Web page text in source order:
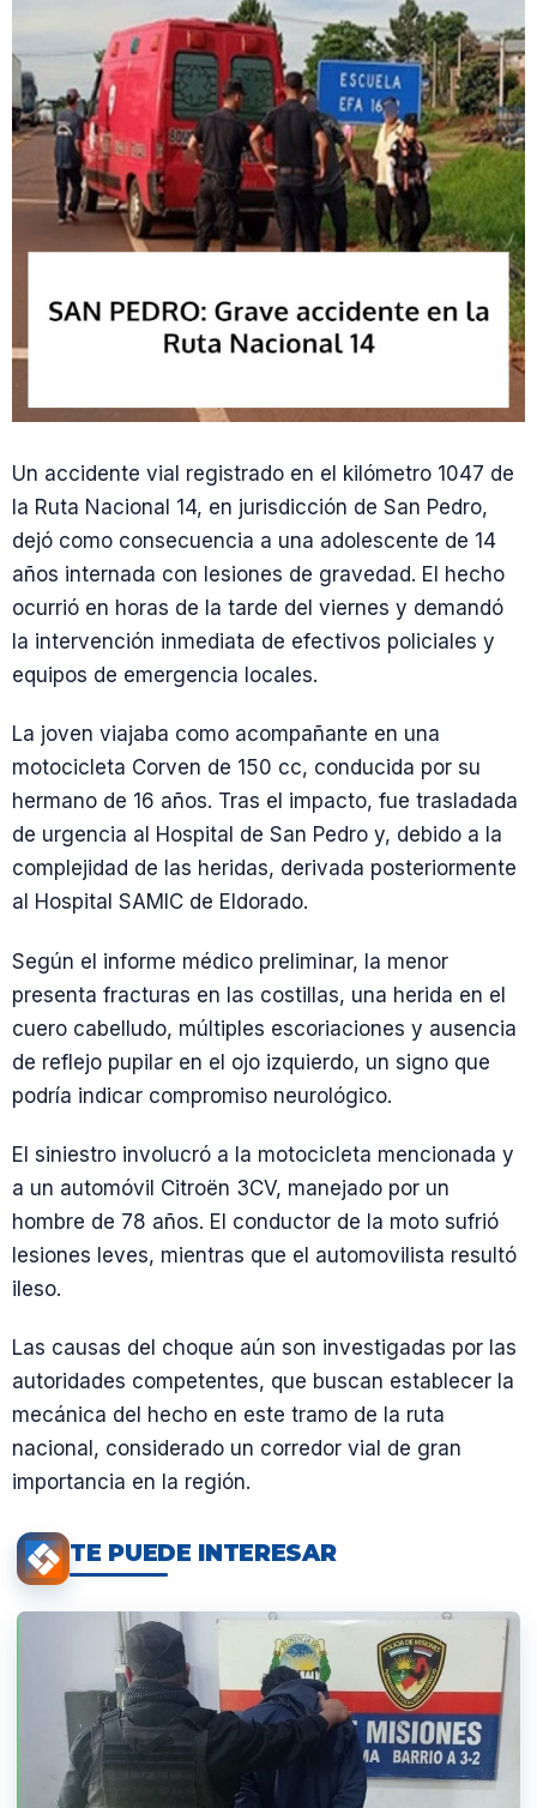
Un accidente vial registrado en el kilómetro 1047 de
la Ruta Nacional 14, en jurisdicción de San Pedro,
dejó como consecuencia a una adolescente de 14
años internada con lesiones de gravedad. El hecho
ocurrió en horas de la tarde del viernes y demandó
la intervención inmediata de efectivos policiales y
equipos de emergencia locales.
La joven viajaba como acompañante en una
motocicleta Corven de 150 cc, conducida por su
hermano de 16 años. Tras el impacto, fue trasladada
de urgencia al Hospital de San Pedro y, debido a la
complejidad de las heridas, derivada posteriormente
al Hospital SAMIC de Eldorado.
Según el informe médico preliminar, la menor
presenta fracturas en las costillas, una herida en el
cuero cabelludo, múltiples escoriaciones y ausencia
de reflejo pupilar en el ojo izquierdo, un signo que
podría indicar compromiso neurológico.
El siniestro involucró a la motocicleta mencionada y
a un automóvil Citroën 3CV, manejado por un
hombre de 78 años. El conductor de la moto sufrió
lesiones leves, mientras que el automovilista resultó
ileso.
Las causas del choque aún son investigadas por las
autoridades competentes, que buscan establecer la
mecánica del hecho en este tramo de la ruta
nacional, considerado un corredor vial de gran
importancia en la región.
TE PUEDE INTERESAR